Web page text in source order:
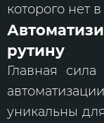
которого нет
рутину
Главная
уникальны